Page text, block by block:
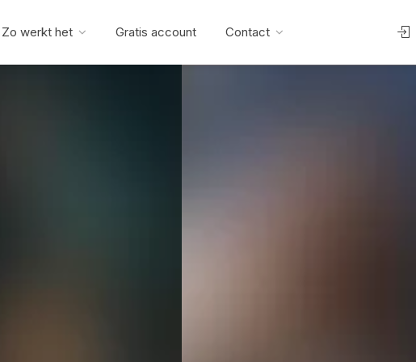
Zo werkt het Gratis account Contact